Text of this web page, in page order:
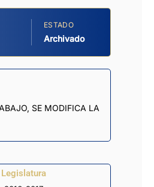
ESTADO
Archivado
SE MODIFICA LA
Legislatura